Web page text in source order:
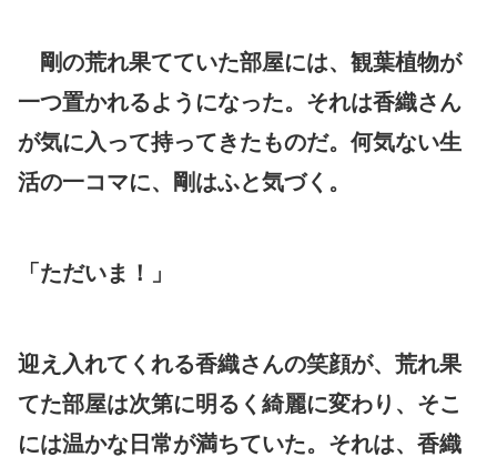
剛の荒れ果てていた部屋には、観葉植物が
一つ置かれるようになった。それは香織さん
が気に入って持ってきたものだ。何気ない生
活の一コマに、剛はふと気づく。
「ただいま！」
迎え入れてくれる香織さんの笑顔が、荒れ果
てた部屋は次第に明るく綺麗に変わり、そこ
には温かな日常が満ちていた。それは、香織